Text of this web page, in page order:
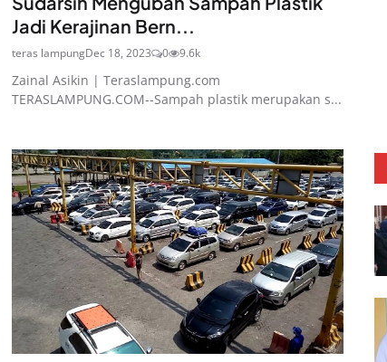
Jadi Kerajinan Bern...
teras lampungDec 18, 2023 0 9.6k
Zainal Asikin | Teraslampung.com
TERASLAMPUNG.COM--Sampah plastik merupakan s...